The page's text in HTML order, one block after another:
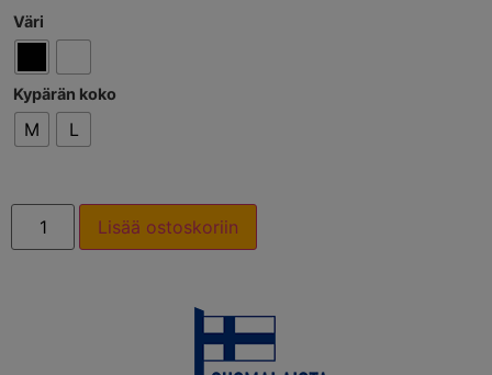
Väri
Kypärän koko
M L
Lisää ostoskoriin